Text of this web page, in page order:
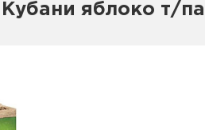
яблоко т/